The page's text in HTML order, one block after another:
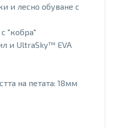
и лесно обуване с
"кобра"
и UltraSky™ EVA
на петата: 18мм